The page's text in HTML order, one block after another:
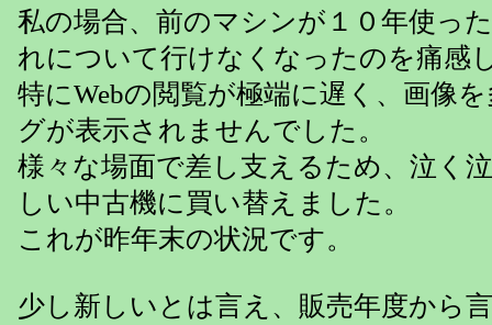
私の場合、前のマシンが１０年使っ
れについて行けなくなったのを痛感
特にWebの閲覧が極端に遅く、画像
グが表示されませんでした。
様々な場面で差し支えるため、泣く
しい中古機に買い替えました。
これが昨年末の状況です。
少し新しいとは言え、販売年度から